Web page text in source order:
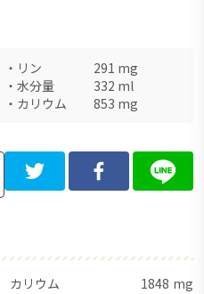
・ リン 291 mg
・ 水分量 332 ml
・ カリウム 853 mg
カリウム 1848 mg